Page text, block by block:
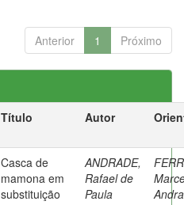
Anterior 1 Próximo
Título Autor
Casca de
mamona em
substituição
ANDRADE,
Rafael de
Paula